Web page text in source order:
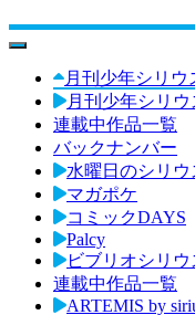
toggle navigation
月刊少年シリウ
月刊少年シリウ
連載中作品一覧
バックナンバー
水曜日のシリウ
マガポケ
コミックDAYS
Palcy
ビブリオシリウ
連載中作品一覧
ARTEMIS by